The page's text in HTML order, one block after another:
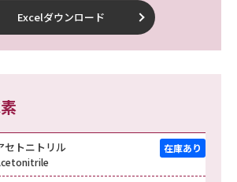
Excelダウンロード
セトニトリル